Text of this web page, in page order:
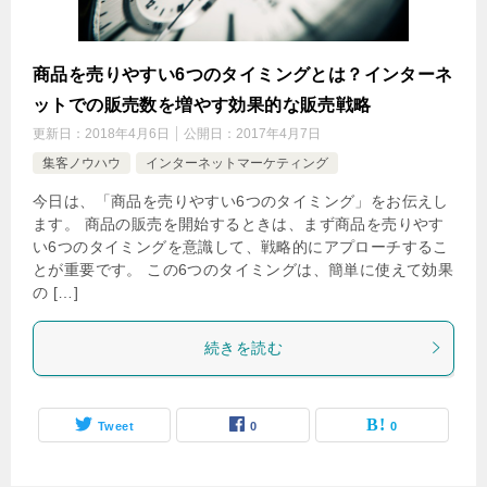
商品を売りやすい6つのタイミングとは？インターネ
ットでの販売数を増やす効果的な販売戦略
更新日： 2018年4月6日 公開日： 2017年4月7日
集客ノウハウ
インターネットマーケティング
今日は、「商品を売りやすい6つのタイミング」をお伝えし
ます。 商品の販売を開始するときは、まず商品を売りやす
い6つのタイミングを意識して、戦略的にアプローチするこ
とが重要です。 この6つのタイミングは、簡単に使えて効果
の […]
続きを読む
Tweet 0 0